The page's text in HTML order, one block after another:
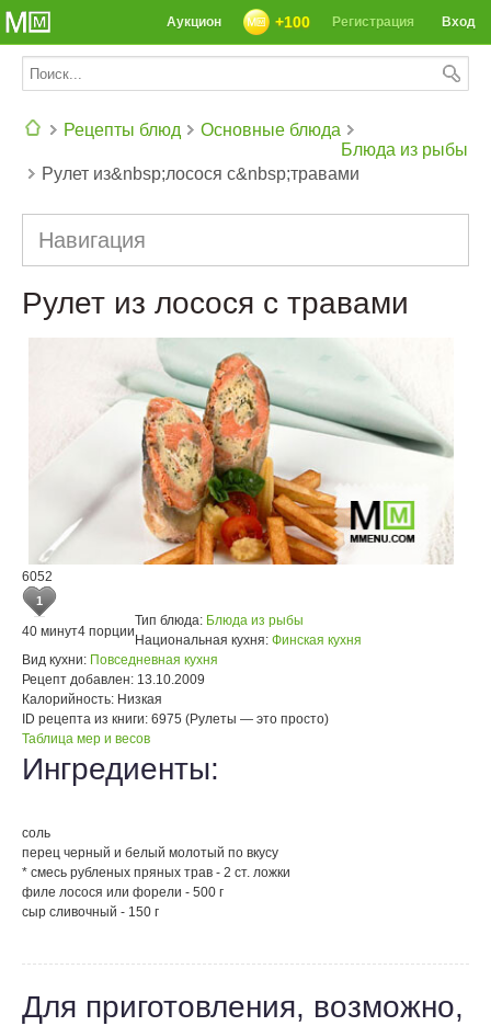
СЕГОДНЯ: 39142 РЕЦЕПТА
Вход
Регистрация
+100
Аукцион
Рецепты блюд
Основные блюда
Блюда из рыбы
Рулет из&nbsp;лосося с&nbsp;травами
Навигация
Рулет из лосося с травами
6052
1
40 минут4 порции
Тип блюда: Блюда из рыбы
Национальная кухня: Финская кухня
Вид кухни: Повседневная кухня
Рецепт добавлен: 13.10.2009
Калорийность: Низкая
ID рецепта из книги: 6975 (Рулеты — это просто)
Таблица мер и весов
Ингредиенты:
соль
перец черный и белый молотый по вкусу
* смесь рубленых пряных трав - 2 ст. ложки
филе лосося или форели - 500 г
сыр сливочный - 150 г
Для приготовления, возможно,